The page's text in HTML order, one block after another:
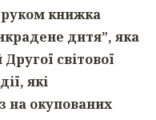
книжка
дитя”, яка
світової
які
на окупованих